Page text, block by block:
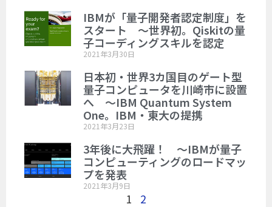
IBMが「量子開発者認定制度」を
スタート ～世界初。Qiskitの量
子コーディングスキルを認定
2021年3月30日
日本初・世界3カ国目のゲート型
量子コンピュータを川崎市に設置
へ ～IBM Quantum System
One。IBM・東大の提携
2021年3月23日
3年後に大飛躍！ ～IBMが量子
コンピューティングのロードマッ
プを発表
2021年3月9日
1 2